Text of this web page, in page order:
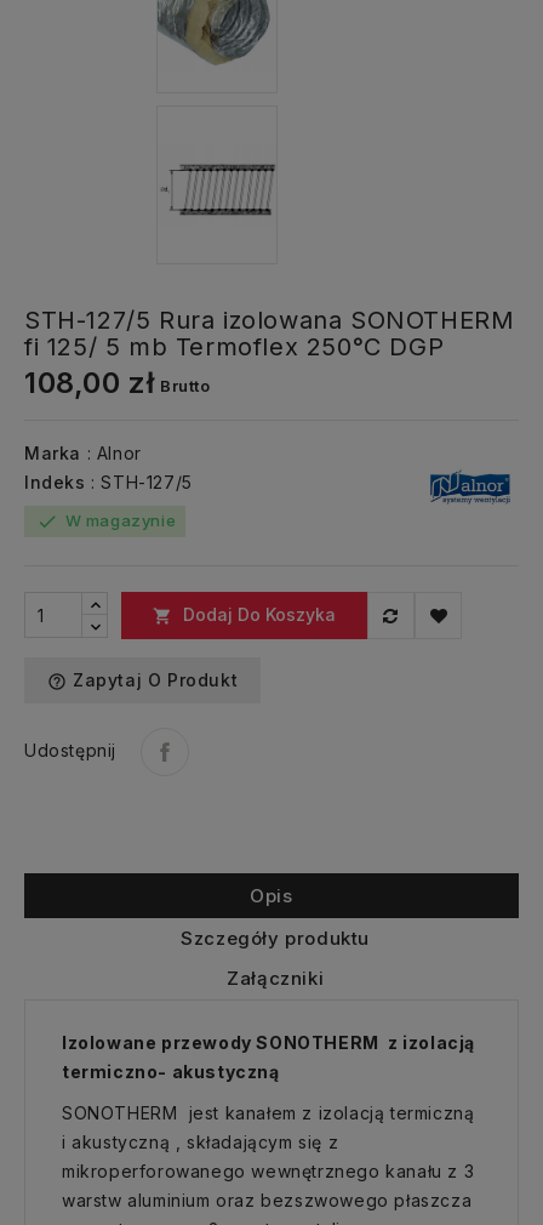
STH-127/5 Rura izolowana SONOTHERM
fi 125/ 5 mb Termoflex 250°C DGP
108,00 zł Brutto
Marka : Alnor
Indeks : STH-127/5
check W magazynie
 Dodaj Do Koszyka
help_outline Zapytaj O Produkt
Udostępnij
Opis
Szczegóły produktu
Załączniki
Izolowane przewody SONOTHERM z izolacją
termiczno- akustyczną
SONOTHERM jest kanałem z izolacją termiczną
i akustyczną , składającym się z
mikroperforowanego wewnętrznego kanału z 3
warstw aluminium oraz bezszwowego płaszcza